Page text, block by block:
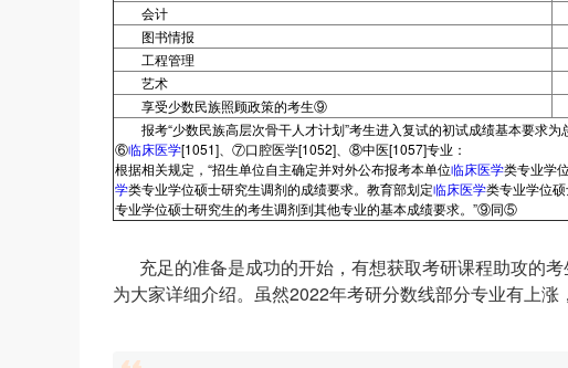
会计
图书情报
工程管理
艺术
享受少数民族照顾政策的考生⑨
报考“少数民族高层次骨干人才计划”考生进入复试的初试成绩基本要求为
⑥临床医学[1051]、⑦口腔医学[1052]、⑧中医[1057]专业：
根据相关规定，“招生单位自主确定并对外公布报考本单位临床医学类专业学
学类专业学位硕士研究生调剂的成绩要求。教育部划定临床医学类专业学位
专业学位硕士研究生的考生调剂到其他专业的基本成绩要求。”⑨同⑤
充足的准备是成功的开始，有想获取考研课程助攻的
为大家详细介绍。虽然2022年考研分数线部分专业有上涨